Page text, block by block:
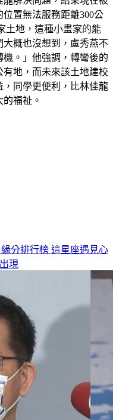
置無法服務距離300公
土地，這種小畫家的能
概也沒想到，盧秀燕不
。」他強調，轉彎後的
地，而未來該土地建校
同學更便利，比林佳龍
福祉。
分排行榜 這星座遇見心
現